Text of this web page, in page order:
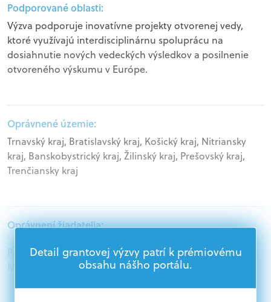
Podporované oblasti:
Výzva podporuje inovatívne projekty otvorenej vedy,
ktoré využívajú interdisciplinárnu spoluprácu na
dosiahnutie nových vedeckých výsledkov a posilnenie
otvoreného výskumu v Európe.
Oprávnené územie:
Trnavský kraj, Bratislavský kraj, Košický kraj, Nitriansky
kraj, Banskobystrický kraj, Žilinský kraj, Prešovský kraj,
Trenčiansky kraj
Oprávnení žiadatelia:
Podnikatelia, Akademický sektor, Jednotlivci,
Mimovládne organizácie
Detail grantovej výzvy patrí k prémiovému
obsahu nášho portálu.